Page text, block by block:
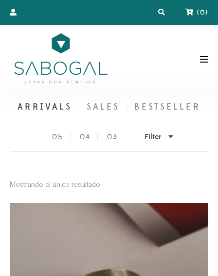
(0)
ARRIVALS SALES BESTSELLER
05 04 03 Filter
Mostrando el único resultado